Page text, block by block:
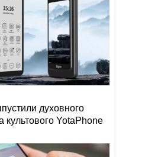
духовного
культового YotaPhone